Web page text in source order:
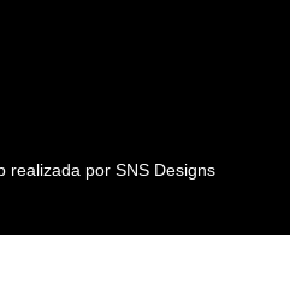
realizada por SNS Designs